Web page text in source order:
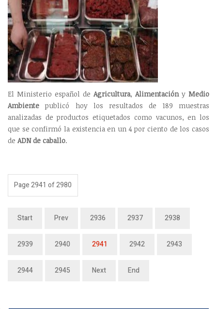
El Ministerio español de Agricultura, Alimentacióny Medio
Ambientepublicó hoy los resultados de 189 muestras
analizadas de productos etiquetados como vacunos, en los
que se confirmó la existencia en un 4 por ciento de los casos
de ADN de caballo.
Page 2941 of 2980
Start Prev 2936 2937 2938
2939 2940 2941 2942 2943
2944 2945 Next End